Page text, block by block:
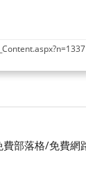
部落格/免費網